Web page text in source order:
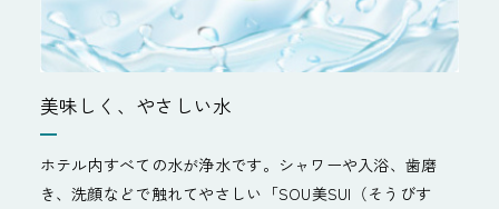
美味しく、やさしい水
ホテル内すべての水が浄水です。シャワーや入浴、歯磨
き、洗顔などで触れてやさしい「SOU美SUI（そうびす